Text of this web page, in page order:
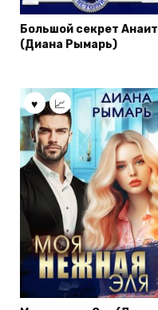
Большой секрет Анаит
(Диана Рымарь)